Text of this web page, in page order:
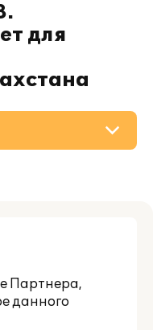
для
Партнера,
данного